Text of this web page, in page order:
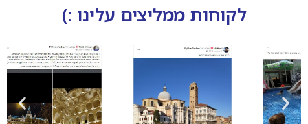
לקוחות ממליצים עלינו :)